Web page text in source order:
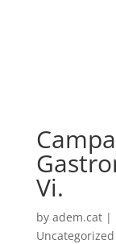
Vi.
by adem.cat|
Uncategorized